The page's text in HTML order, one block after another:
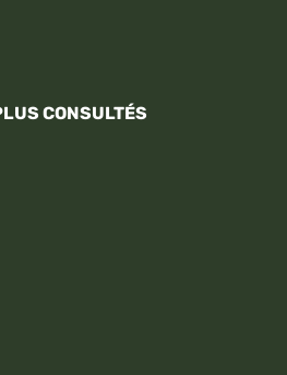
CONSULTÉS